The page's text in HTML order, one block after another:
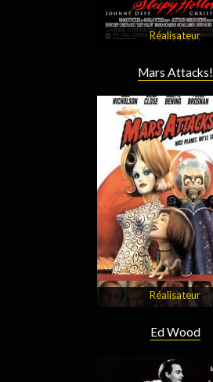
Réalisateur
Mars Attacks!
Réalisateur
Ed Wood